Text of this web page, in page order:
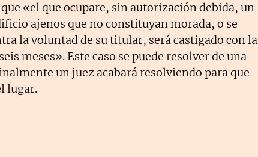
«el que ocupare, sin autorización debida, un
ajenos que no constituyan morada, o se
la voluntad de su titular, será castigado con la
meses». Este caso se puede resolver de una
un juez acabará resolviendo para que
lugar.